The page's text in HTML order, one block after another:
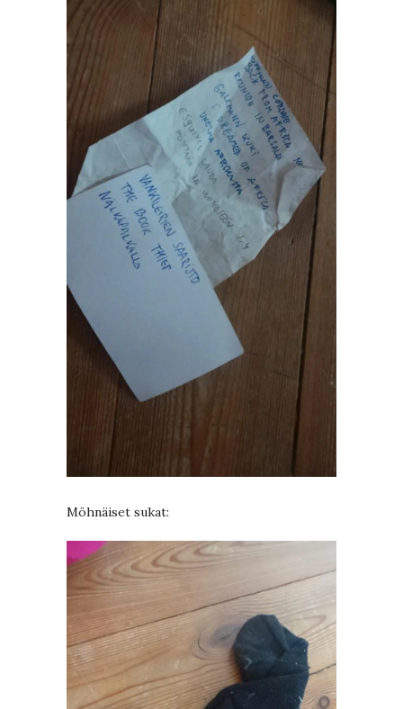
Möhnäiset sukat: